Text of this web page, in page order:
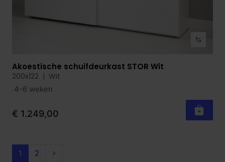
Bekijk product
Akoestische schuifdeurkast STOR Wit
200x122 | Wit
4-6 weken
€ 1.249,00
1 2 >